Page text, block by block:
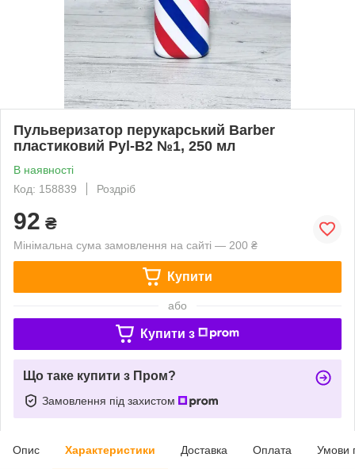
Пульверизатор перукарський Barber
пластиковий Pyl-B2 №1, 250 мл
В наявності
Код: 158839
Роздріб
92 ₴
Мінімальна сума замовлення на сайті — 200 ₴
Купити
або
Купити з
Що таке купити з Пром?
Замовлення під захистом
Опис Характеристики Доставка Оплата Умови